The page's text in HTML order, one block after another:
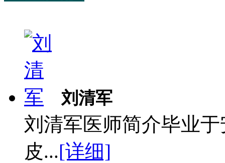
刘清军
刘清军医师简介毕业
皮...[详细]